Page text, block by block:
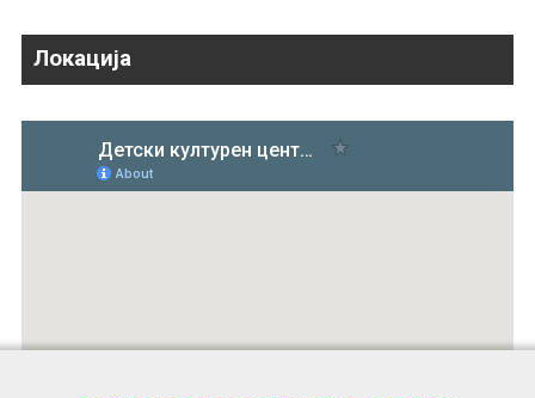
Локација